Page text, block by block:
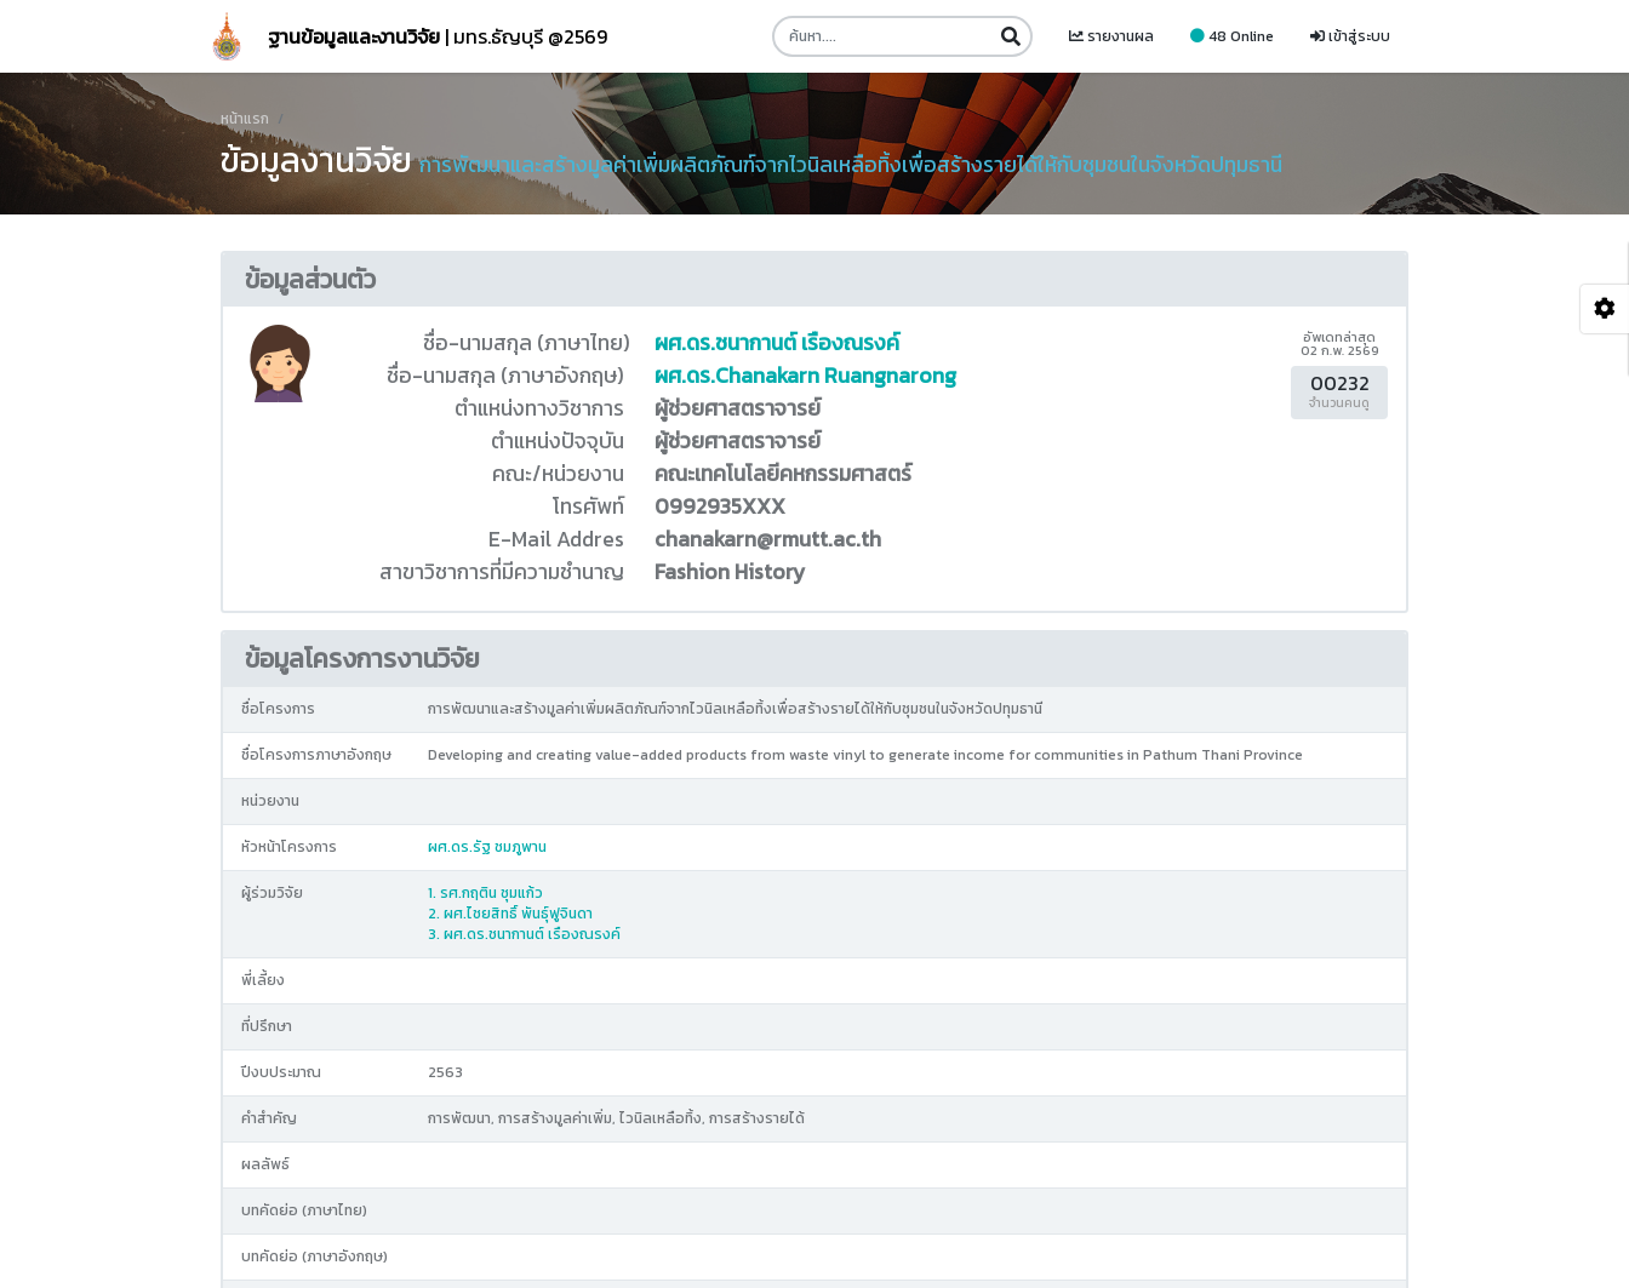
ฐานข้อมูลและงานวิจัย | มทร.ธัญบุรี @2569 รายงานผล 48 Online เข้าสู่ระบบ
หน้าแรก
ข้อมูลงานวิจัยการพัฒนาและสร้างมูลค่าเพิ่มผลิตภัณฑ์จากไวนิลเหลือทิ้งเพื่อสร้างรายได้ให้กับชุมชนในจังหวัดปทุมธานี
ข้อมูลส่วนตัว
ชื่อ-นามสกุล (ภาษาไทย)
ผศ.ดร.ชนากานต์ เรืองณรงค์
ชื่อ-นามสกุล (ภาษาอังกฤษ)
ผศ.ดร.Chanakarn Ruangnarong
ตำแหน่งทางวิชาการ
ผู้ช่วยศาสตราจารย์
ตำแหน่งปัจจุบัน
ผู้ช่วยศาสตราจารย์
คณะ/หน่วยงาน
คณะเทคโนโลยีคหกรรมศาสตร์
โทรศัพท์
0992935XXX
E-Mail Addres
chanakarn@rmutt.ac.th
สาขาวิชาการที่มีความชำนาญ
Fashion History
อัพเดทล่าสุด
02 ก.พ. 2569
00232
จำนวนคนดู
ข้อมูลโครงการงานวิจัย
ชื่อโครงการ การพัฒนาและสร้างมูลค่าเพิ่มผลิตภัณฑ์จากไวนิลเหลือทิ้งเพื่อสร้างรายได้ให้กับชุมชนในจังหวัดปทุมธานี
ชื่อโครงการภาษาอังกฤษ Developing and creating value-added products from waste vinyl to generate income for communities in Pathum Thani Province
หน่วยงาน
หัวหน้าโครงการ ผศ.ดร.รัฐ ชมภูพาน
ผู้ร่วมวิจัย
1. รศ.กฤติน ชุมแก้ว
2. ผศ.ไชยสิทธิ์ พันธุ์ฟูจินดา
3. ผศ.ดร.ชนากานต์ เรืองณรงค์
พี่เลี้ยง
ที่ปรึกษา
ปีงบประมาณ 2563
คำสำคัญ การพัฒนา, การสร้างมูลค่าเพิ่ม, ไวนิลเหลือทิ้ง, การสร้างรายได้
ผลลัพธ์
บทคัดย่อ (ภาษาไทย)
บทคัดย่อ (ภาษาอังกฤษ)